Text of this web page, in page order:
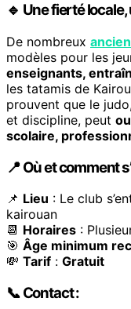
🔹 Une fierté
De nombreux
modèles pour les
enseignants,
les tatamis de
prouvent que le
et discipline, peut
scolaire,
📍 Où et comment
📌 Lieu : Le club
kairouan
📆 Horaires :
🎯 Âge minimum
💸 Tarif : Gratuit
📞 Contact :